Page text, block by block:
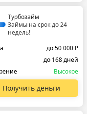
Турбозайм
Займы на срок до 24
недель!
до 50 000 ₽
до 168 дней
Высокое
Получить деньги